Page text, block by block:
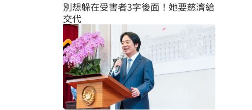
別想躲在受害者3字後面！她要慈濟給
交代